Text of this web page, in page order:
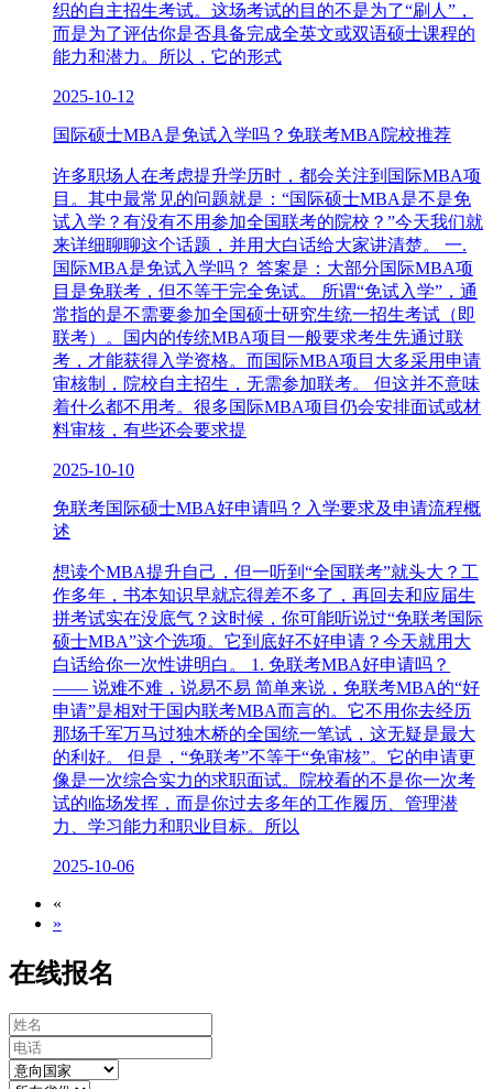
织的自主招生考试。这场考试的目的不是为了“刷人”，
而是为了评估你是否具备完成全英文或双语硕士课程的
能力和潜力。所以，它的形式
2025-10-12
国际硕士MBA是免试入学吗？免联考MBA院校推荐
许多职场人在考虑提升学历时，都会关注到国际MBA项
目。其中最常见的问题就是：“国际硕士MBA是不是免
试入学？有没有不用参加全国联考的院校？”今天我们就
来详细聊聊这个话题，并用大白话给大家讲清楚。 一.
国际MBA是免试入学吗？ 答案是：大部分国际MBA项
目是免联考，但不等于完全免试。 所谓“免试入学”，通
常指的是不需要参加全国硕士研究生统一招生考试（即
联考）。国内的传统MBA项目一般要求考生先通过联
考，才能获得入学资格。而国际MBA项目大多采用申请
审核制，院校自主招生，无需参加联考。 但这并不意味
着什么都不用考。很多国际MBA项目仍会安排面试或材
料审核，有些还会要求提
2025-10-10
免联考国际硕士MBA好申请吗？入学要求及申请流程概
述
想读个MBA提升自己，但一听到“全国联考”就头大？工
作多年，书本知识早就忘得差不多了，再回去和应届生
拼考试实在没底气？这时候，你可能听说过“免联考国际
硕士MBA”这个选项。它到底好不好申请？今天就用大
白话给你一次性讲明白。 1. 免联考MBA好申请吗？
—— 说难不难，说易不易 简单来说，免联考MBA的“好
申请”是相对于国内联考MBA而言的。它不用你去经历
那场千军万马过独木桥的全国统一笔试，这无疑是最大
的利好。 但是，“免联考”不等于“免审核”。它的申请更
像是一次综合实力的求职面试。院校看的不是你一次考
试的临场发挥，而是你过去多年的工作履历、管理潜
力、学习能力和职业目标。所以
2025-10-06
«
»
在线报名